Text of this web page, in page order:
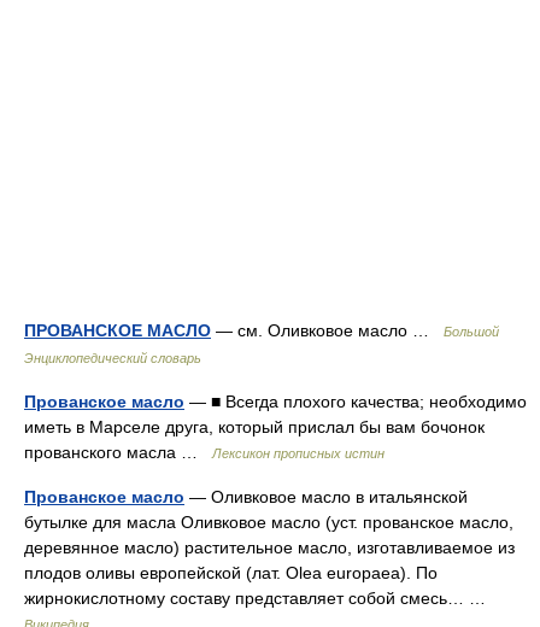
ПРОВАНСКОЕ МАСЛО — см. Оливковое масло …
Большой
Энциклопедический словарь
Прованское масло — ■ Всегда плохого качества; необходимо
иметь в Марселе друга, который прислал бы вам бочонок
прованского масла …
Лексикон прописных истин
Прованское масло — Оливковое масло в итальянской
бутылке для масла Оливковое масло (уст. прованское масло,
деревянное масло) растительное масло, изготавливаемое из
плодов оливы европейской (лат. Olea europaea). По
жирнокислотному составу представляет собой смесь… …